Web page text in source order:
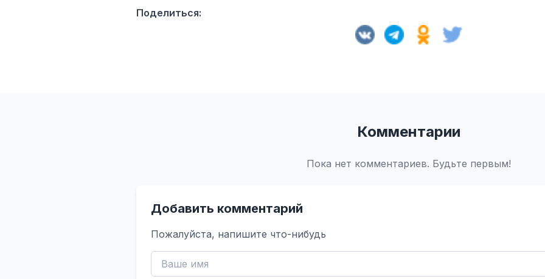
Поделиться:
Комментарии
Пока нет комментариев. Будьте первым!
Добавить комментарий
Пожалуйста, напишите что-нибудь